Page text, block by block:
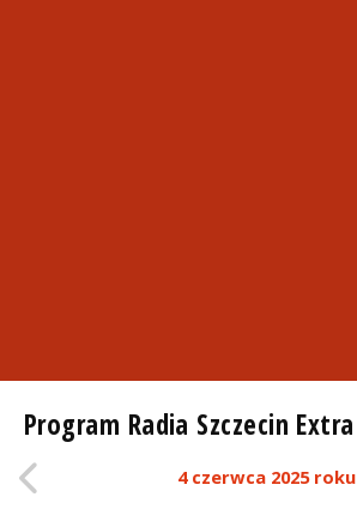
Program Radia Szczecin Extra
4 czerwca 2025 roku